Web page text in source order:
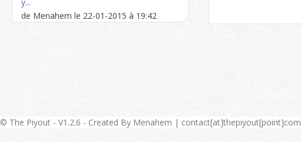
de Menahem le 22-01-2015 à 19:42
© The Piyout - V1.2.6 - Created By Menahem | contact[at]thepiyout[point]com